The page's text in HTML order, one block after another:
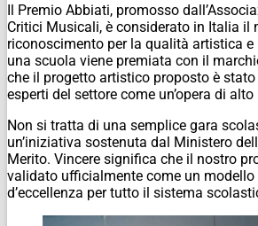
​Il Premio Abbiati, promosso
Critici Musicali, è considerato in Italia il
riconoscimento per la qualità artistica
una scuola viene premiata con il
che il progetto artistico proposto è
esperti del settore come un’opera di
Non si tratta di una semplice gara
un’iniziativa sostenuta dal Ministero
Merito. Vincere significa che il nostro
validato ufficialmente come un
d’eccellenza per tutto il sistema